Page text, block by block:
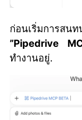
ก่อนเริ่มกา
”Pipedrive
ทำงานอยู่.